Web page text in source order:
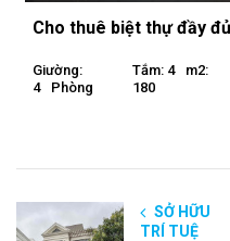
Giường:
4
Phòng
Tắm: 4
M2:
180
SỞ HỮU
TRÍ TUỆ